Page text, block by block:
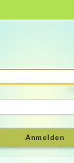
Hauptnavigation
Anmelden